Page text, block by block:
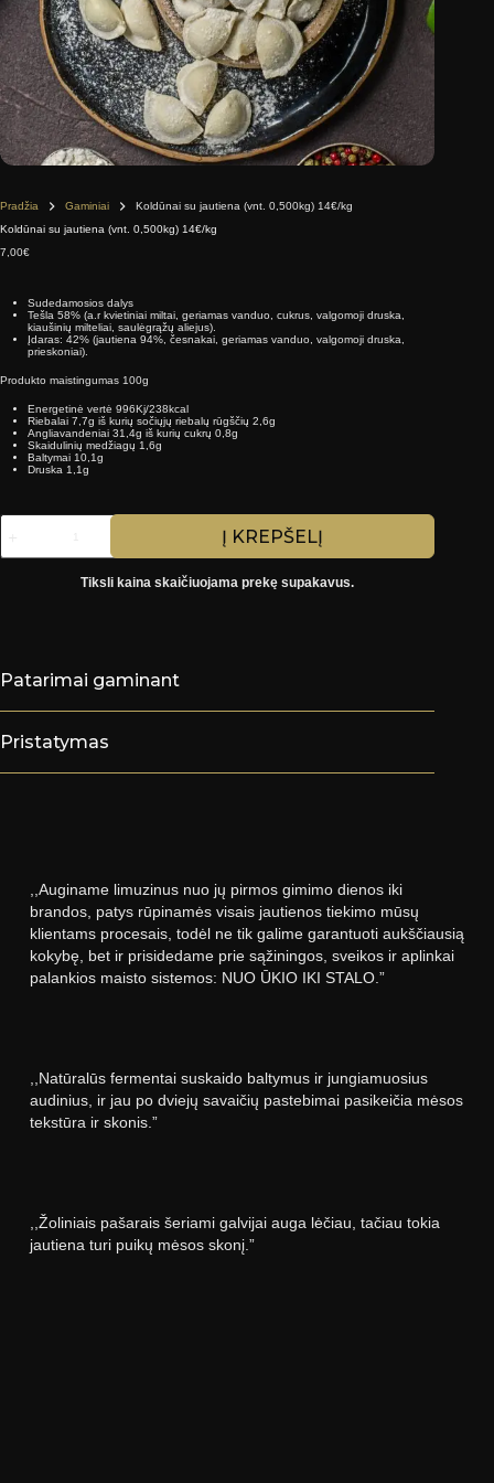
Pradžia Gaminiai
Koldūnai su jautiena (vnt. 0,500kg) 14€/kg
Koldūnai su jautiena (vnt. 0,500kg) 14€/kg
7,00€
Sudedamosios dalys
Tešla 58% (a.r kvietiniai miltai, geriamas vanduo, cukrus, valgomoji druska,
kiaušinių milteliai, saulėgrąžų aliejus).
Įdaras: 42% (jautiena 94%, česnakai, geriamas vanduo, valgomoji druska,
prieskoniai).
Produkto maistingumas 100g
Energetinė vertė 996Kj/238kcal
Riebalai 7,7g iš kurių sočiųjų riebalų rūgščių 2,6g
Angliavandeniai 31,4g iš kurių cukrų 0,8g
Skaidulinių medžiagų 1,6g
Baltymai 10,1g
Druska 1,1g
produkto
Koldūnai
Į KREPŠELĮ
Tiksli kaina skaičiuojama prekę supakavus.
Patarimai gaminant
Pristatymas
,,Auginame limuzinus nuo jų pirmos gimimo dienos iki
brandos, patys rūpinamės visais jautienos tiekimo mūsų
klientams procesais, todėl ne tik galime garantuoti aukščiausią
kokybę, bet ir prisidedame prie sąžiningos, sveikos ir aplinkai
palankios maisto sistemos: NUO ŪKIO IKI STALO.”
,,Žoliniais pašarais šeriami galvijai auga lėčiau, tačiau tokia
jautiena turi puikų mėsos skonį.”
,,Natūralūs fermentai suskaido baltymus ir jungiamuosius
audinius, ir jau po dviejų savaičių pastebimai pasikeičia mėsos
tekstūra ir skonis.”